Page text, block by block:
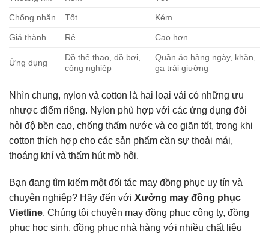
Chống nhăn Tốt Kém
Giá thành Rẻ Cao hơn
Ứng dụng
Đồ thể thao, đồ bơi,
công nghiệp
Quần áo hàng ngày, khăn,
ga trải giường
Nhìn chung, nylon và cotton là hai loại vải có những ưu
nhược điểm riêng. Nylon phù hợp với các ứng dụng đòi
hỏi độ bền cao, chống thấm nước và co giãn tốt, trong khi
cotton thích hợp cho các sản phẩm cần sự thoải mái,
thoáng khí và thấm hút mồ hôi.
Bạn đang tìm kiếm một đối tác may đồng phục uy tín và
chuyên nghiệp? Hãy đến với Xưởng may đồng phục
Vietline. Chúng tôi chuyên may đồng phục công ty, đồng
phục học sinh, đồng phục nhà hàng với nhiều chất liệu